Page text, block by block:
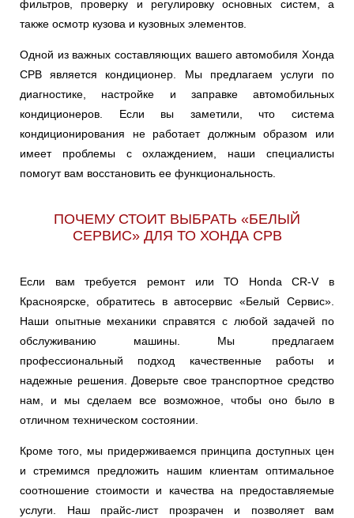
фильтров, проверку и регулировку основных систем, а
также осмотр кузова и кузовных элементов.
Одной из важных составляющих вашего автомобиля Хонда
СРВ является кондиционер. Мы предлагаем услуги по
диагностике, настройке и заправке автомобильных
кондиционеров. Если вы заметили, что система
кондиционирования не работает должным образом или
имеет проблемы с охлаждением, наши специалисты
помогут вам восстановить ее функциональность.
ПОЧЕМУ СТОИТ ВЫБРАТЬ «БЕЛЫЙ
СЕРВИС» ДЛЯ ТО ХОНДА СРВ
Если вам требуется ремонт или ТО Honda CR-V в
Красноярске, обратитесь в автосервис «Белый Сервис».
Наши опытные механики справятся с любой задачей по
обслуживанию машины. Мы предлагаем
профессиональный подход качественные работы и
надежные решения. Доверьте свое транспортное средство
нам, и мы сделаем все возможное, чтобы оно было в
отличном техническом состоянии.
Кроме того, мы придерживаемся принципа доступных цен
и стремимся предложить нашим клиентам оптимальное
соотношение стоимости и качества на предоставляемые
услуги. Наш прайс-лист прозрачен и позволяет вам